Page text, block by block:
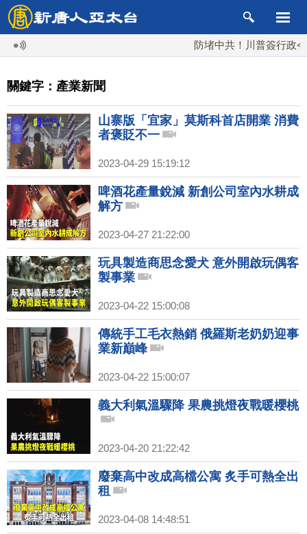
防堵中共！川普簽行政令 對多
關鍵字：產業新聞
山寨版「宜家」莫斯科首店開業 消費
者褒貶不一
2023-04-29 15:19:12
啤酒花產量銳減 新創公司室內水耕成
解方
2023-04-27 21:22:00
玩具製造商思念愛犬 意外開啟玩偶客
製事業
2023-04-22 15:00:08
傳統手工毛衣熱銷 俄羅斯老奶奶迎事
業新巔峰
2023-04-22 15:00:07
義大利氣溫驟降 果農挑燈夜戰暖櫻桃
2023-04-20 21:22:42
廢棄高中改成高檔公寓 炙手可熱全出
租
2023-04-08 14:48:51